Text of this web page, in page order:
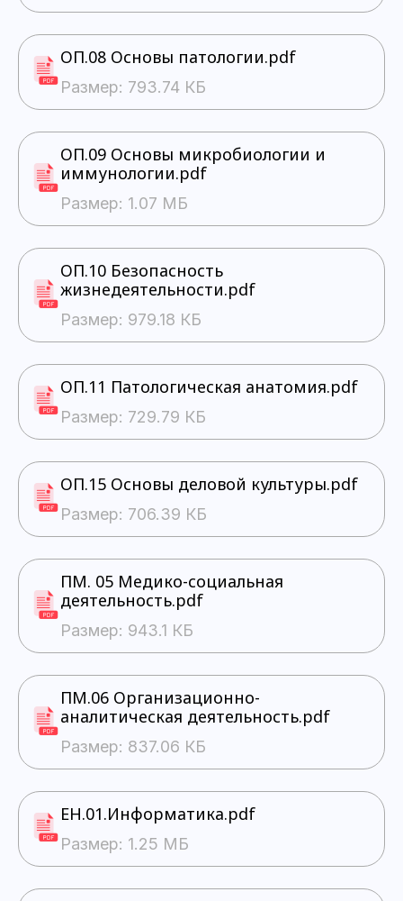
ОП.08 Основы патологии.pdf
Размер: 793.74 КБ
ОП.09 Основы микробиологии и
иммунологии.pdf
Размер: 1.07 МБ
ОП.10 Безопасность
жизнедеятельности.pdf
Размер: 979.18 КБ
ОП.11 Патологическая анатомия.pdf
Размер: 729.79 КБ
ОП.15 Основы деловой культуры.pdf
Размер: 706.39 КБ
ПМ. 05 Медико-социальная
деятельность.pdf
Размер: 943.1 КБ
ПМ.06 Организационно-
аналитическая деятельность.pdf
Размер: 837.06 КБ
ЕН.01.Информатика.pdf
Размер: 1.25 МБ